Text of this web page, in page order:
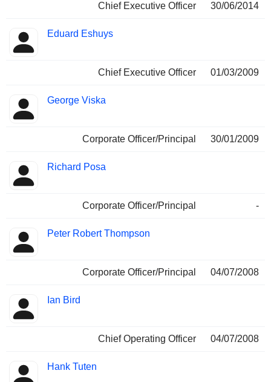
Chief Executive Officer
30/06/2014
Eduard Eshuys
Chief Executive Officer 01/03/2009
George Viska
Corporate Officer/Principal 30/01/2009
Richard Posa
Corporate Officer/Principal -
Peter Robert Thompson
Corporate Officer/Principal 04/07/2008
Ian Bird
Chief Operating Officer 04/07/2008
Hank Tuten